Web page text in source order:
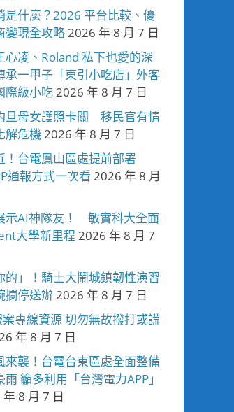
是什麼？2026 平台比較、優
變現全攻略2026 年 8 月 7 日
心凌、Roland 私下也愛的深
承一甲子「東引小吃店」外客
際級小吃2026 年 8 月 7 日
旦母女護照卡關 移民官有情
解危機2026 年 8 月 7 日
！台電鳳山區處提前部署
通報方式一次看 2026 年 8 月
示AI神隊友！ 敏實科大全面
大學新里程 2026 年 8 月 7
的」！騎士大鬧城鎮韌性演習
攔停送辦2026 年 8 月 7 日
專線資源 切勿無故撥打或謊
年 8 月 7 日
來襲！台電台東區處全面整備
籲多利用「台灣電力APP」
8 月 7 日